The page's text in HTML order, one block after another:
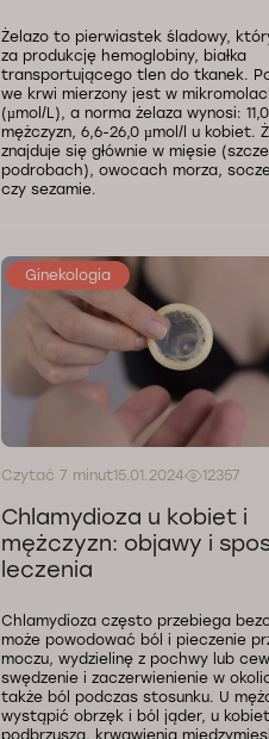
Żelazo to pierwiastek śladowy,
za produkcję hemoglobiny, białka
transportującego tlen do tkanek.
we krwi mierzony jest w
(µmol/L), a norma żelaza wynosi:
mężczyzn, 6,6-26,0 µmol/l u kobiet.
znajduje się głównie w mięsie
podrobach), owocach morza,
czy sezamie.
Ginekologia
Czytać 7 minut15.01.2024 12357
Chlamydioza u kobiet i
mężczyzn: objawy i
leczenia
Chlamydioza często przebiega
może powodować ból i pieczenie
moczu, wydzielinę z pochwy lub
swędzenie i zaczerwienienie w
także ból podczas stosunku. U
wystąpić obrzęk i ból jąder, u
podbrzusza, krwawienia